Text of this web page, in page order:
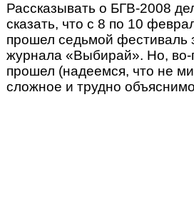
Рассказывать о БГВ-2008
сказать, что с 8 по 10
прошел седьмой фестиваль
журнала «Выбирай». Но, во-
прошел (надеемся, что не
сложное и трудно